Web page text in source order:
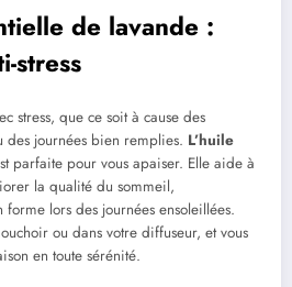
de lavande :
stress
stress, que ce soit à cause des
des journées bien remplies. L’huile
parfaite pour vous apaiser. Elle aide à
la qualité du sommeil,
lors des journées ensoleillées.
ou dans votre diffuseur, et vous
en toute sérénité.